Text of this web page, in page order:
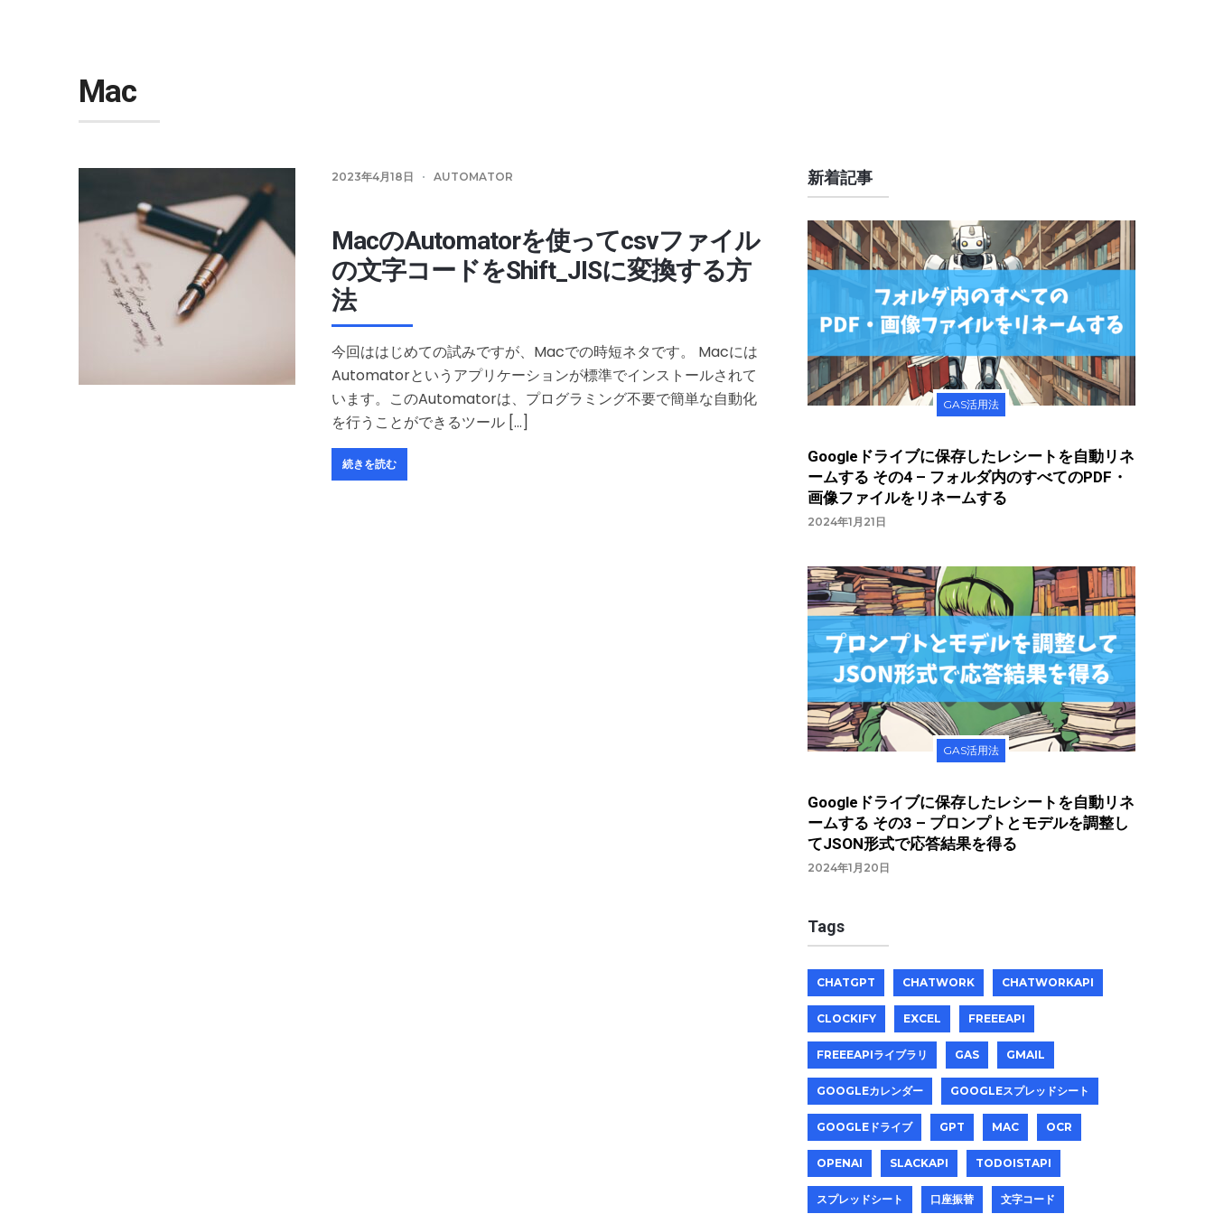
Mac
2023年4月18日 AUTOMATOR
MacのAutomatorを使ってcsvファイル
の文字コードをShift_JISに変換する方
法
今回ははじめての試みですが、Macでの時短ネタです。 Macには
Automatorというアプリケーションが標準でインストールされて
います。このAutomatorは、プログラミング不要で簡単な自動化
を行うことができるツール […]
続きを読む
新着記事
GAS活用法
Googleドライブに保存したレシートを自動リネ
ームする その4 – フォルダ内のすべてのPDF・
画像ファイルをリネームする
2024年1月21日
GAS活用法
Googleドライブに保存したレシートを自動リネ
ームする その3 – プロンプトとモデルを調整し
てJSON形式で応答結果を得る
2024年1月20日
Tags
CHATGPT CHATWORK CHATWORKAPI
CLOCKIFY EXCEL FREEEAPI
FREEEAPIライブラリ GAS GMAIL
GOOGLEカレンダー GOOGLEスプレッドシート
GOOGLEドライブ GPT MAC OCR
OPENAI SLACKAPI TODOISTAPI
スプレッドシート 口座振替 文字コード